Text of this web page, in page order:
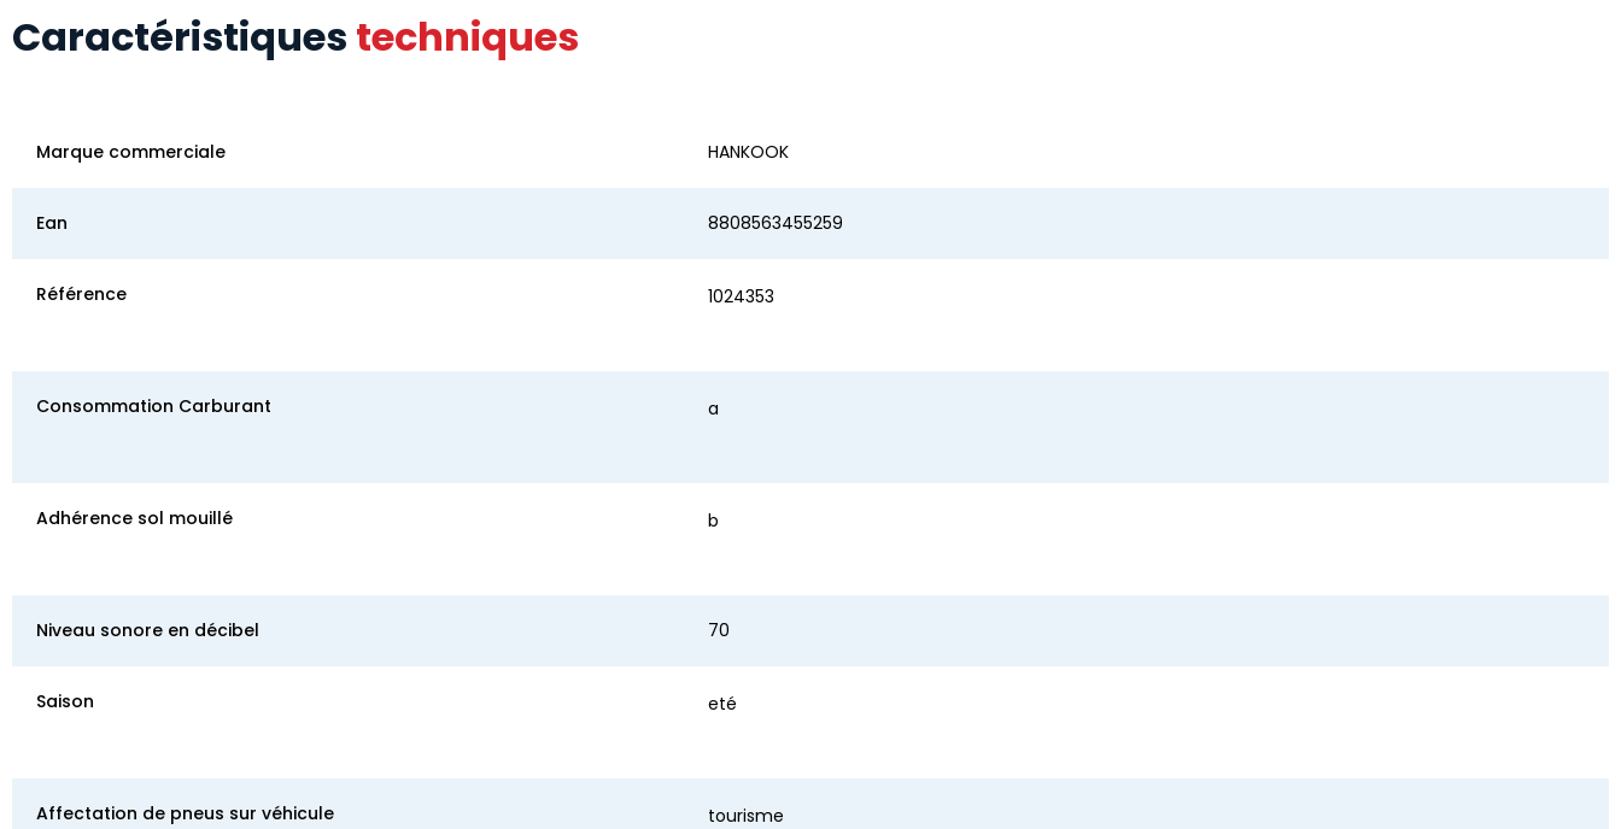
Caractéristiques techniques
Marque commerciale HANKOOK
Ean 8808563455259
Référence 1024353
Consommation Carburant a
Adhérence sol mouillé b
Niveau sonore en décibel 70
Saison eté
Affectation de pneus sur véhicule tourisme